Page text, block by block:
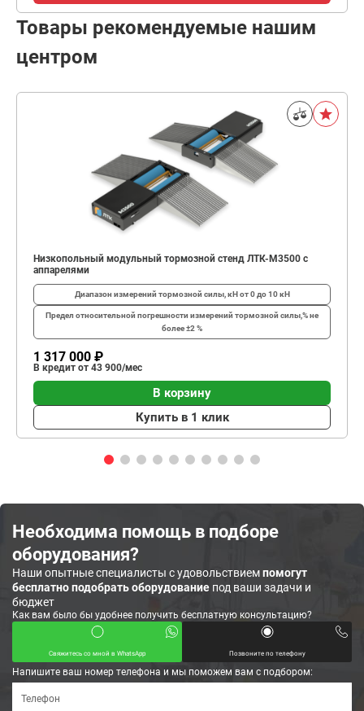
Товары рекомендуемые нашим
центром
Низкопольный модульный тормозной стенд ЛТК-М3500 с
аппарелями
Диапазон измерений тормозной силы, кНот 0 до 10 кН
Предел относительной погрешности измерений тормозной силы,%не
более ±2 %
1 317 000 ₽
В кредит от 43 900/мес
В корзину
Купить в 1 клик
Необходима помощь в подборе
оборудования?
Наши опытные специалисты с удовольствиемпомогут
бесплатно подобрать оборудование под ваши задачи и
бюджет
Как вам было бы удобнее получить бесплатную консультацию?
Свяжитесь со мной в WhatsApp Позвоните по телефону
Напишите ваш номер телефона и мы поможем вам с подбором: